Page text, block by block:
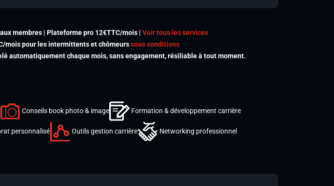
membres | Plateforme pro 12€TTC/mois | Voir tous les services
mois pour les intermittents et chômeurssous conditions
automatiquement chaque mois, sans engagement, résiliable à tout moment.
Conseils book photo & image Formation & développement carrière
personnalisé Outils gestion carrière Networking professionnel